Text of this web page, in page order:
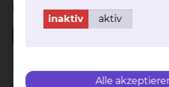
Download
inaktiv aktiv
Alle